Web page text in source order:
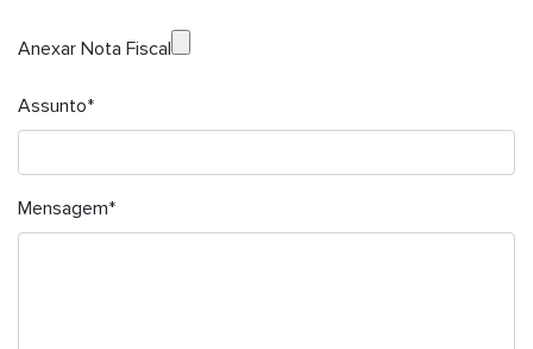
Anexar Nota Fiscal
Assunto*
Mensagem*